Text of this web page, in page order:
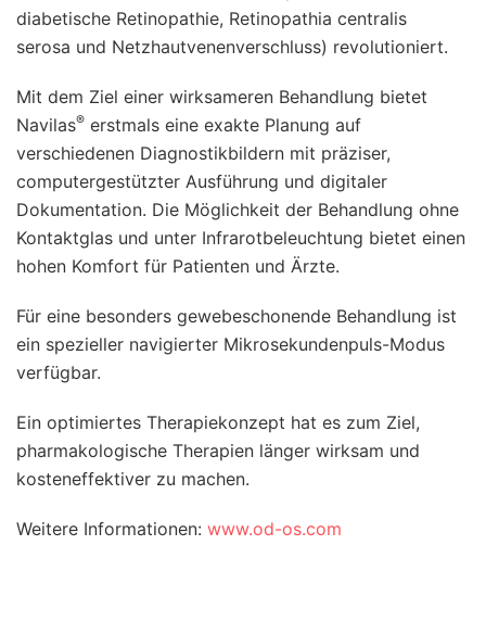
diabetische Retinopathie, Retinopathia centralis
serosa und Netzhautvenenverschluss) revolutioniert.
Mit dem Ziel einer wirksameren Behandlung bietet
Navilas® erstmals eine exakte Planung auf
verschiedenen Diagnostikbildern mit präziser,
computergestützter Ausführung und digitaler
Dokumentation. Die Möglichkeit der Behandlung ohne
Kontaktglas und unter Infrarotbeleuchtung bietet einen
hohen Komfort für Patienten und Ärzte.
Für eine besonders gewebeschonende Behandlung ist
ein spezieller navigierter Mikrosekundenpuls-Modus
verfügbar.
Ein optimiertes Therapiekonzept hat es zum Ziel,
pharmakologische Therapien länger wirksam und
kosteneffektiver zu machen.
Weitere Informationen: www.od-os.com